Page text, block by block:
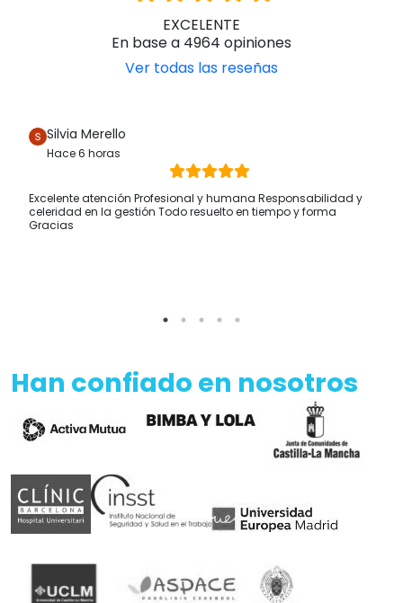
EXCELENTE
En base a 4964 opiniones
Ver todas las reseñas
Silvia Merello
Hace 6 horas
Excelente atención Profesional y humana Responsabilidad y
celeridad en la gestión Todo resuelto en tiempo y forma
Gracias
Han confiado en nosotros